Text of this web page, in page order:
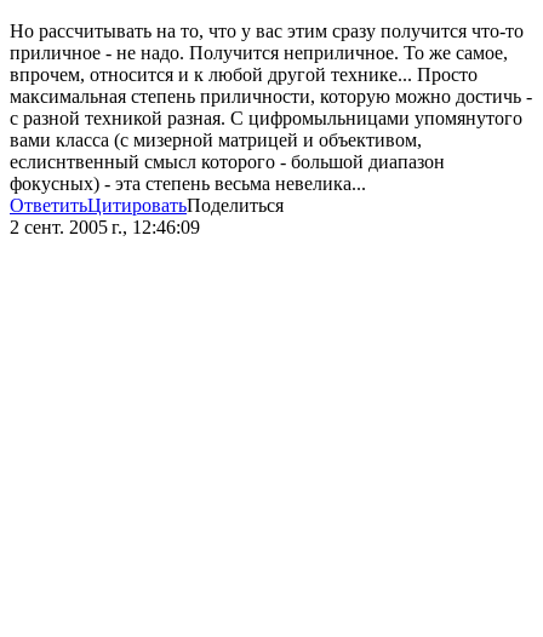
Но рассчитывать на то, что у вас этим сразу получится что-то
приличное - не надо. Получится неприличное. То же самое,
впрочем, относится и к любой другой технике... Просто
максимальная степень приличности, которую можно достичь -
с разной техникой разная. С цифромыльницами упомянутого
вами класса (с мизерной матрицей и объективом,
еслиснтвенный смысл которого - большой диапазон
фокусных) - эта степень весьма невелика...
ОтветитьЦитироватьПоделиться
2 сент. 2005 г., 12:46:09